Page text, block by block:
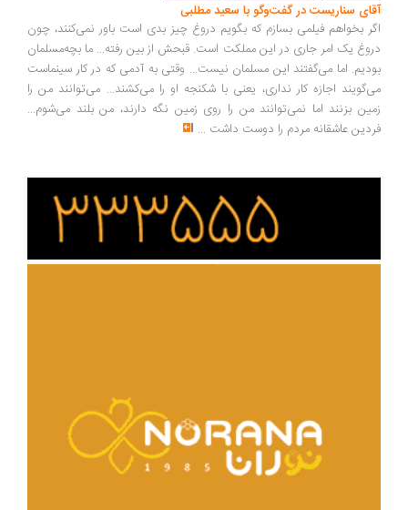
سناریست در گفت‌وگو با سعید مطلبی
بخواهم فیلمی بسازم که بگویم دروغ چیز بدی است باور نمی‌کنند، چون
یک امر جاری در این مملکت است. قبحش از بین رفته... ما بچه‌مسلمان
اما می‌گفتند این مسلمان نیست... وقتی به آدمی که در کار سینماست
اجازه کار نداری، یعنی با شکنجه او را می‌کشند... می‌توانند من را
بزنند اما نمی‌توانند من را روی زمین نگه دارند، من بلند می‌شوم...
عاشقانه مردم را دوست داشت ...